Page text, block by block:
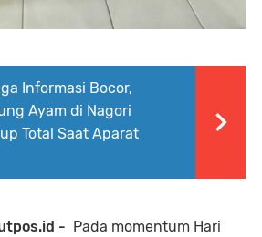
Informasi Bocor,
Ayam di Nagori
Total Saat Aparat
- Pada momentum Hari